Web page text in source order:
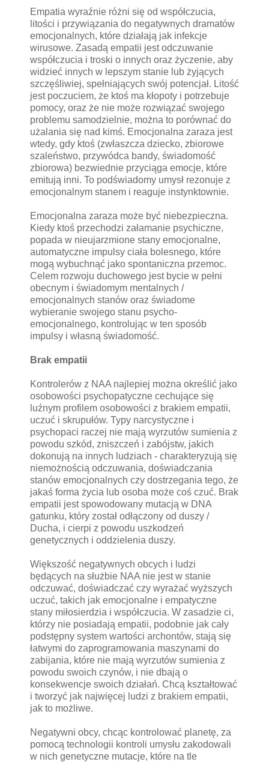
Empatia wyraźnie różni się od współczucia,
litości i przywiązania do negatywnych dramatów
emocjonalnych, które działają jak infekcje
wirusowe. Zasadą empatii jest odczuwanie
współczucia i troski o innych oraz życzenie, aby
widzieć innych w lepszym stanie lub żyjących
szczęśliwiej, spełniających swój potencjał. Litość
jest poczuciem, że ktoś ma kłopoty i potrzebuje
pomocy, oraz że nie może rozwiązać swojego
problemu samodzielnie, można to porównać do
użalania się nad kimś. Emocjonalna zaraza jest
wtedy, gdy ktoś (zwłaszcza dziecko, zbiorowe
szaleństwo, przywódca bandy, świadomość
zbiorowa) bezwiednie przyciąga emocje, które
emitują inni. To podświadomy umysł rezonuje z
emocjonalnym stanem i reaguje instynktownie.
Emocjonalna zaraza może być niebezpieczna.
Kiedy ktoś przechodzi załamanie psychiczne,
popada w nieujarzmione stany emocjonalne,
automatyczne impulsy ciała bolesnego, które
mogą wybuchnąć jako spontaniczna przemoc.
Celem rozwoju duchowego jest bycie w pełni
obecnym i świadomym mentalnych /
emocjonalnych stanów oraz świadome
wybieranie swojego stanu psycho-
emocjonalnego, kontrolując w ten sposób
impulsy i własną świadomość.
Brak empatii
Kontrolerów z NAA najlepiej można określić jako
osobowości psychopatyczne cechujące się
luźnym profilem osobowości z brakiem empatii,
uczuć i skrupułów. Typy narcystyczne i
psychopaci raczej nie mają wyrzutów sumienia z
powodu szkód, zniszczeń i zabójstw, jakich
dokonują na innych ludziach - charakteryzują się
niemożnością odczuwania, doświadczania
stanów emocjonalnych czy dostrzegania tego, że
jakaś forma życia lub osoba może coś czuć. Brak
empatii jest spowodowany mutacją w DNA
gatunku, który został odłączony od duszy /
Ducha, i cierpi z powodu uszkodzeń
genetycznych i oddzielenia duszy.
Większość negatywnych obcych i ludzi
będących na służbie NAA nie jest w stanie
odczuwać, doświadczać czy wyrażać wyższych
uczuć, takich jak emocjonalne i empatyczne
stany miłosierdzia i współczucia. W zasadzie ci,
którzy nie posiadają empatii, podobnie jak cały
podstępny system wartości archontów, stają się
łatwymi do zaprogramowania maszynami do
zabijania, które nie mają wyrzutów sumienia z
powodu swoich czynów, i nie dbają o
konsekwencje swoich działań. Chcą kształtować
i tworzyć jak najwięcej ludzi z brakiem empatii,
jak to możliwe.
Negatywni obcy, chcąc kontrolować planetę, za
pomocą technologii kontroli umysłu zakodowali
w nich genetyczne mutacje, które na tle